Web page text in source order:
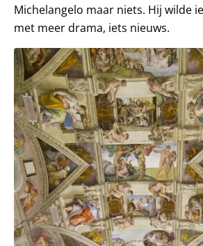
Michelangelo maar niets. Hij wilde
met meer drama, iets nieuws.